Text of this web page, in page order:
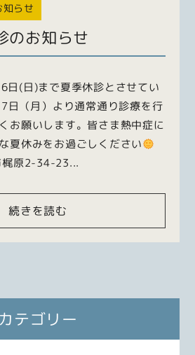
知らせ
のお知らせ
日(日)まで夏季休診とさせてい
日（月）より通常通り診療を行
お願いします。皆さま熱中症に
夏休みをお過ごしください
梶原2-34-23...
続きを読む
カテゴリー